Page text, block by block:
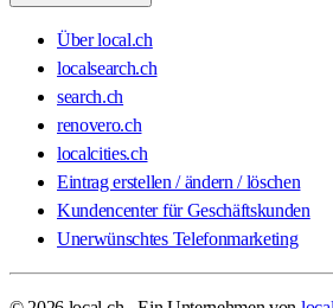
Über local.ch
localsearch.ch
search.ch
renovero.ch
localcities.ch
Eintrag erstellen / ändern / löschen
Kundencenter für Geschäftskunden
Unerwünschtes Telefonmarketing